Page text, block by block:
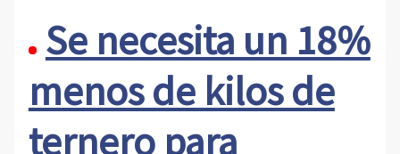
Se necesita un 18%
menos de kilos de
ternero para